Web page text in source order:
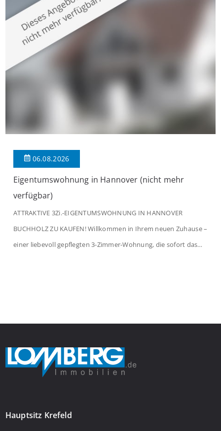
großzügige Räume und eine hochwertige Ausstattung, die
modernen Wohnkomfort mit einem stilvollen Ambiente
verbindet. Der […]
06.08.2026
Eigentumswohnung in Hannover (nicht mehr
verfügbar)
ATTRAKTIVE 3Zi.-EIGENTUMSWOHNUNG IN HANNOVER
BUCHHOLZ ZU KAUFEN! Willkommen in Ihrem neuen Zuhause –
einer liebevoll gepflegten 3-Zimmer-Wohnung, die sofort das
Hauptsitz Krefeld